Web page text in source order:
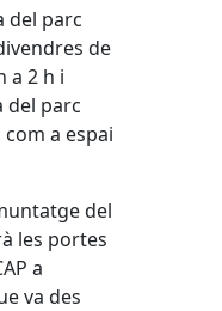
del parc
de
a 2 h i
del parc
a espai
del
les portes
a
va des